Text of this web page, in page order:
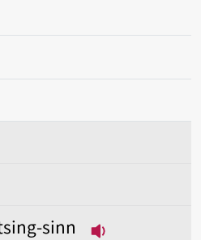
放音讀tsing-li̍k
sinn